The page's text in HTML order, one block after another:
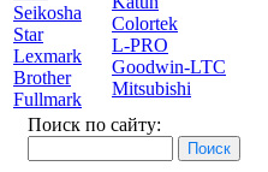
Seikosha
Star
Lexmark
Brother
Fullmark
Colortek
L-PRO
Goodwin-LTC
Mitsubishi
Поиск по сайту: